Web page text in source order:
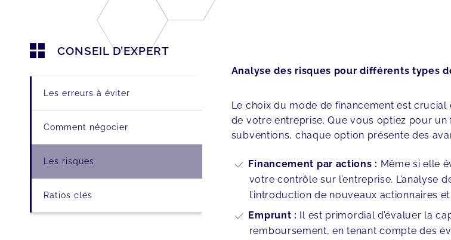
Analyse des risques pour différents types
Le choix du mode de financement est
de votre entreprise. Que vous optiez pour
subventions, chaque option présente des
Financement par actions : Même si elle
votre contrôle sur l’entreprise. L’analyse
l’introduction de nouveaux actionnaires
Emprunt :
Il est primordial d’évaluer la
remboursement, en tenant compte des
CONSEIL D’EXPERT
Les erreurs à éviter
Comment négocier
Les risques
Ratios clés